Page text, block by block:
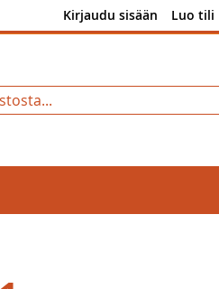
Kirjaudu sisään Luo tili